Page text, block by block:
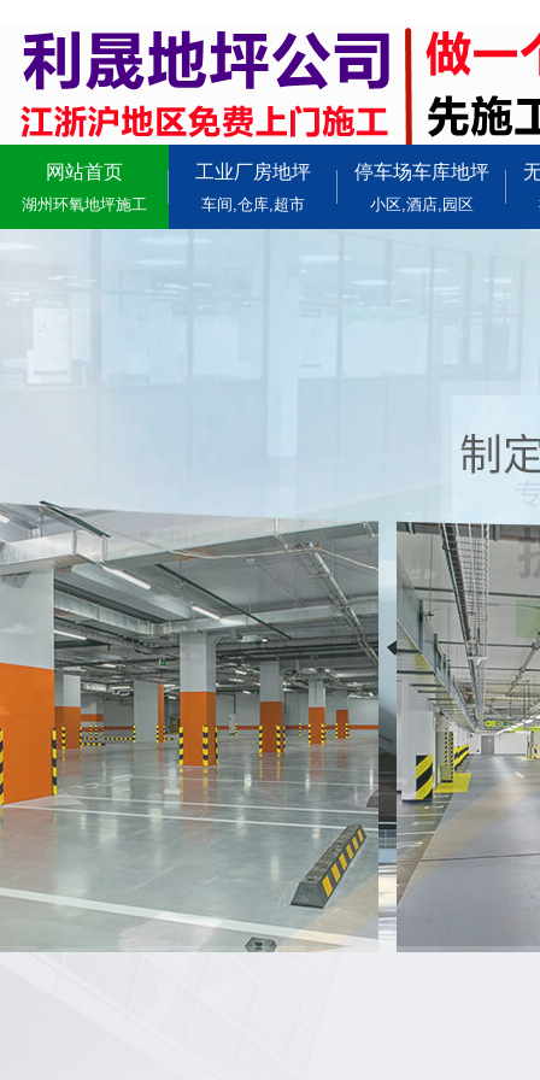
网站首页
湖州环氧地坪施工
工业厂房地坪
车间,仓库,超市
停车场车库地坪
小区,酒店,园区